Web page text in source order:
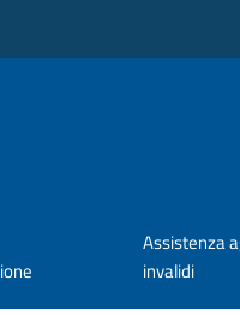
Assistenza
invalidi